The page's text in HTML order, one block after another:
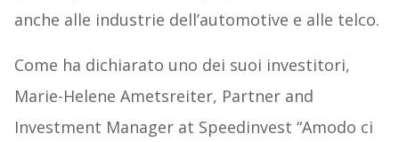
anche alle industrie dell’automotive e alle telco.
Come ha dichiarato uno dei suoi investitori,
Marie-Helene Ametsreiter, Partner and
Investment Manager at Speedinvest “Amodo ci